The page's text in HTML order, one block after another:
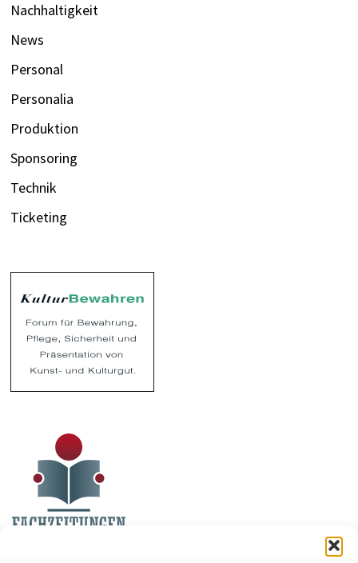
Nachhaltigkeit
News
Personal
Personalia
Produktion
Sponsoring
Technik
Ticketing